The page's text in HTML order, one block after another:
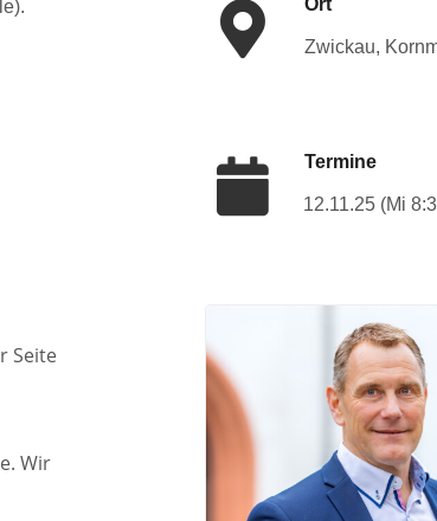
Seite
. Wir
Ort
Zwickau,
Termine
12.11.25 (Mi